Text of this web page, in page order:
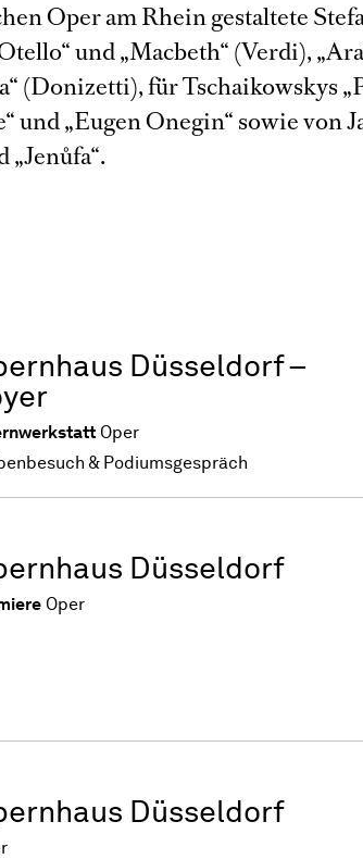
Oper am Rhein gestaltete
und „Macbeth“ (Verdi),
(Donizetti), für Tschaikowskys
und „Eugen Onegin“ sowie von
„Jenůfa“.
Düsseldorf –
Oper
& Podiumsgespräch
Düsseldorf
Oper
Düsseldorf